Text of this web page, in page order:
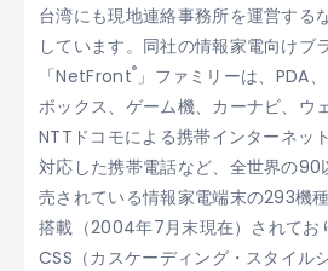
台湾にも現地連絡事務所を運営する
しています。同社の情報家電向けブ
「NetFront®」ファミリーは、PDA
ボックス、ゲーム機、カーナビ、ウ
NTTドコモによる携帯インターネ
対応した携帯電話など、全世界の90
売されている情報家電端末の293機
搭載（2004年7月末現在）されてお
CSS（カスケーディング・スタイル